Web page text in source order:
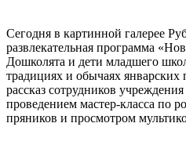
Сегодня в картинной галерее
развлекательная программа
Дошколята и дети младшего
традициях и обычаях январских
рассказ сотрудников
проведением мастер-класса по
пряников и просмотром